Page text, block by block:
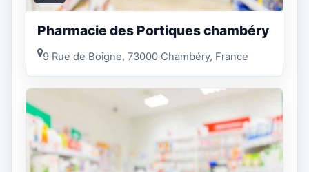
Pharmacie des Portiques chambéry
9 Rue de Boigne, 73000 Chambéry, France